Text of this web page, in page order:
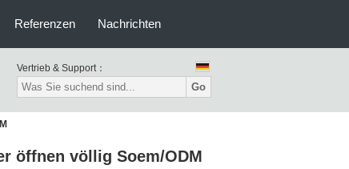
Referenzen Nachrichten
Vertrieb & Support：
Go
öffnen völlig Soem/ODM